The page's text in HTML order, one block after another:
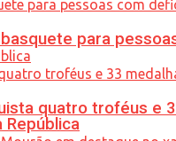
República
para
quatro troféus e